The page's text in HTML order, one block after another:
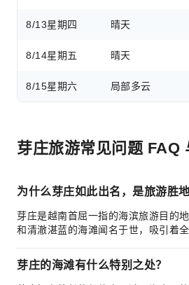
8/13星期四 晴天
8/14星期五 晴天
8/15星期六 局部多云
芽庄旅游常见问题 FAQ
为什么芽庄如此出名，是旅游胜地
芽庄是越南首屈一指的海滨旅游目的
和清澈湛蓝的海滩闻名于世，吸引着全
芽庄的海滩有什么特别之处？